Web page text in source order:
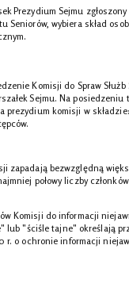
Prezydium Sejmu
Seniorów, wybiera skład
Komisji do Spraw
Sejmu. Na posiedzeniu
prezydium komisji w
zapadają bezwzględną
połowy liczby
Komisji do informacji
lub "ściśle tajne" określają
r. o ochronie informacji